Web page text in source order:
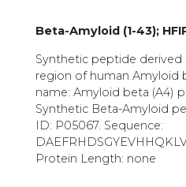
Beta-Amyloid (1-43);
Synthetic peptide
region of human Amyloid
name: Amyloid beta (A4)
Synthetic Beta-Amyloid
ID: P05067. Sequence:
Protein Length: none